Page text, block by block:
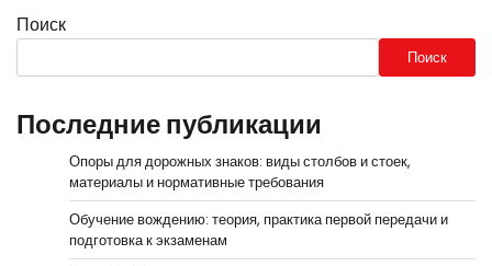
Поиск
Поиск
Последние публикации
Опоры для дорожных знаков: виды столбов и стоек,
материалы и нормативные требования
Обучение вождению: теория, практика первой передачи и
подготовка к экзаменам